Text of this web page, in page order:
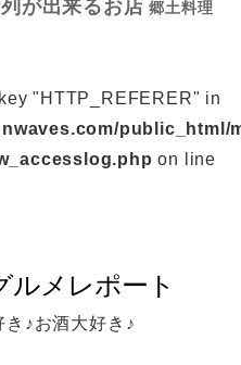
が出来るお店 郷土料理
"HTTP_REFERER" in
public_html/
on line
き♪お酒大好き♪